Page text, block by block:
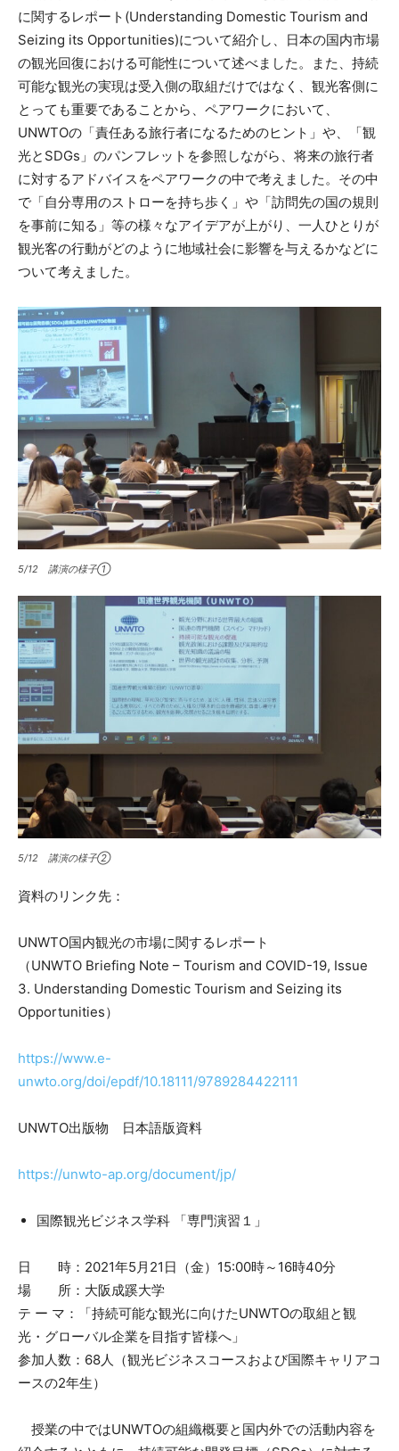
に関するレポート(Understanding Domestic Tourism and
Seizing its Opportunities)について紹介し、日本の国内市場
の観光回復における可能性について述べました。また、持続
可能な観光の実現は受入側の取組だけではなく、観光客側に
とっても重要であることから、ペアワークにおいて、
UNWTOの「責任ある旅行者になるためのヒント」や、「観
光とSDGs」のパンフレットを参照しながら、将来の旅行者
に対するアドバイスをペアワークの中で考えました。その中
で「自分専用のストローを持ち歩く」や「訪問先の国の規則
を事前に知る」等の様々なアイデアが上がり、一人ひとりが
観光客の行動がどのように地域社会に影響を与えるかなどに
ついて考えました。
5/12 講演の様子①
5/12 講演の様子②
資料のリンク先：
UNWTO国内観光の市場に関するレポート
（UNWTO Briefing Note – Tourism and COVID-19, Issue
3. Understanding Domestic Tourism and Seizing its
Opportunities）
https://www.e-
unwto.org/doi/epdf/10.18111/9789284422111
UNWTO出版物 日本語版資料
https://unwto-ap.org/document/jp/
国際観光ビジネス学科 「専門演習１」
日 時：2021年5月21日（金）15:00時～16時40分
場 所：大阪成蹊大学
テ ー マ：「持続可能な観光に向けたUNWTOの取組と観
光・グローバル企業を目指す皆様へ」
参加人数：68人（観光ビジネスコースおよび国際キャリアコ
ースの2年生）
授業の中ではUNWTOの組織概要と国内外での活動内容を